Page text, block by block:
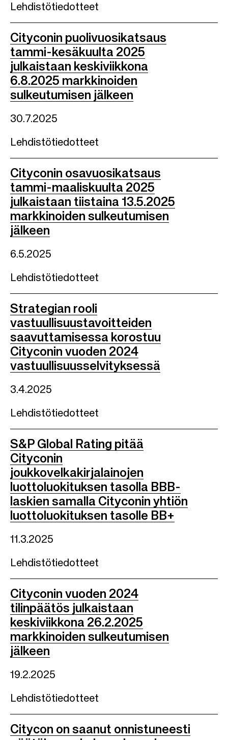
Lehdistötiedotteet
Cityconin puolivuosikatsaus
tammi-kesäkuulta 2025
julkaistaan keskiviikkona
6.8.2025 markkinoiden
sulkeutumisen jälkeen
30.7.2025
Lehdistötiedotteet
Cityconin osavuosikatsaus
tammi-maaliskuulta 2025
julkaistaan tiistaina 13.5.2025
markkinoiden sulkeutumisen
jälkeen
6.5.2025
Lehdistötiedotteet
Strategian rooli
vastuullisuustavoitteiden
saavuttamisessa korostuu
Cityconin vuoden 2024
vastuullisuusselvityksessä
3.4.2025
Lehdistötiedotteet
S&P Global Rating pitää
Cityconin
joukkovelkakirjalainojen
luottoluokituksen tasolla BBB-
laskien samalla Cityconin yhtiön
luottoluokituksen tasolle BB+
11.3.2025
Lehdistötiedotteet
Cityconin vuoden 2024
tilinpäätös julkaistaan
keskiviikkona 26.2.2025
markkinoiden sulkeutumisen
jälkeen
19.2.2025
Lehdistötiedotteet
Citycon on saanut onnistuneesti